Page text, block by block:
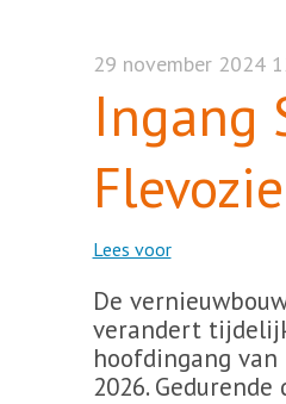
29 november 2024
Ingang
Lees voor
De
verandert
hoofdingang
2026.